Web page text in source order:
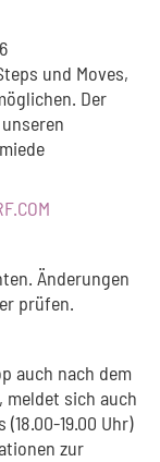
und Moves,
Der
Änderungen
prüfen.
auch nach dem
meldet sich auch
19.00 Uhr)
zur